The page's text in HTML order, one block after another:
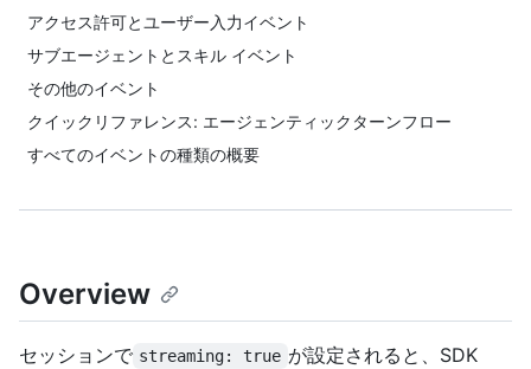
アクセス許可とユーザー入力イベント
サブエージェントとスキル イベント
その他のイベント
クイックリファレンス: エージェンティックターンフロー
すべてのイベントの種類の概要
Overview
セッションで streaming: true が設定されると、SDK